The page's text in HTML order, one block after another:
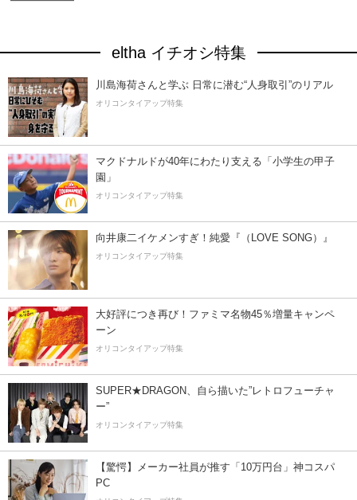
eltha イチオシ特集
川島海荷さんと学ぶ 日常に潜む“人身取引”のリアル
オリコンタイアップ特集
マクドナルドが40年にわたり支える「小学生の甲子
園」
オリコンタイアップ特集
向井康二イケメンすぎ！純愛『（LOVE SONG）』
オリコンタイアップ特集
大好評につき再び！ファミマ名物45％増量キャンペ
ーン
オリコンタイアップ特集
SUPER★DRAGON、自ら描いた”レトロフューチャ
ー”
オリコンタイアップ特集
【驚愕】メーカー社員が推す「10万円台」神コスパ
PC